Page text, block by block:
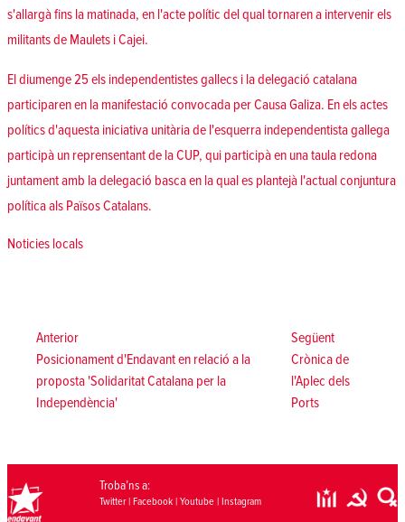
s'allargà fins la matinada, en l'acte polític del qual tornaren a intervenir els
militants de Maulets i Cajei.
El diumenge 25 els independentistes gallecs i la delegació catalana
participaren en la manifestació convocada per Causa Galiza. En els actes
polítics d'aquesta iniciativa unitària de l'esquerra independentista gallega
participà un reprensentant de la CUP, qui participà en una taula redona
juntament amb la delegació basca en la qual es plantejà l'actual conjuntura
política als Països Catalans.
Posted in
Noticies locals
d'entradesAnteriorAnterior:
Posicionament d'Endavant en relació a la
proposta 'Solidaritat Catalana per la
Independència'
SegüentSegüent:
Crònica de
l'Aplec dels
Ports
Troba’ns a:
Twitter| Facebook| Youtube| Instagram